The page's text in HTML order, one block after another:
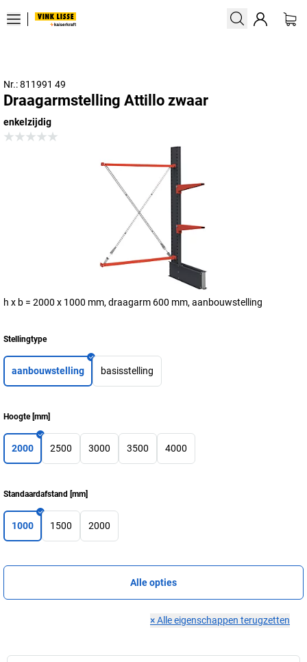
Nr.: 811991 49
Draagarmstelling Attillo zwaar
enkelzijdig
h x b = 2000 x 1000 mm, draagarm 600 mm, aanbouwstelling
Stellingtype
aanbouwstelling basisstelling
Hoogte[mm]
2000 2500 3000 3500 4000
Standaardafstand [mm]
1000 1500 2000
Alle opties
×Alle eigenschappen terugzetten